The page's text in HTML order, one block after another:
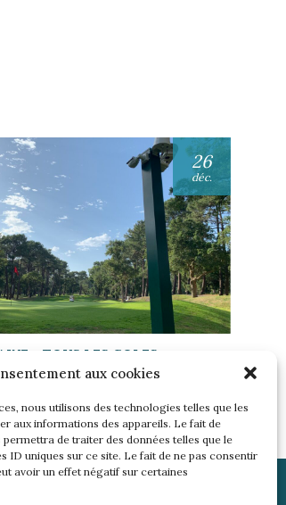
aux cookies
nous utilisons des technologies telles que les
aux informations des appareils. Le fait de
de traiter des données telles que le
ID uniques sur ce site. Le fait de ne pas consentir
avoir un effet négatif sur certaines
26
déc.
TOUS LES GOLFS
!